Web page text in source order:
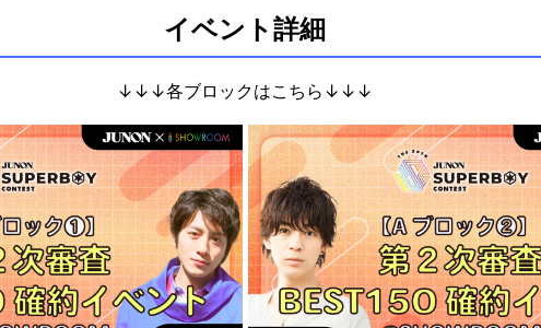
イベント詳細
↓↓↓各ブロックはこちら↓↓↓